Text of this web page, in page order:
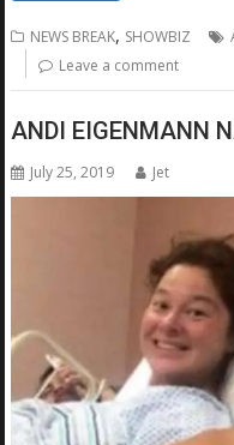
NEWS BREAK, SHOWBIZ
Leave a comment
ANDI EIGENMANN
July 25, 2019 Jet